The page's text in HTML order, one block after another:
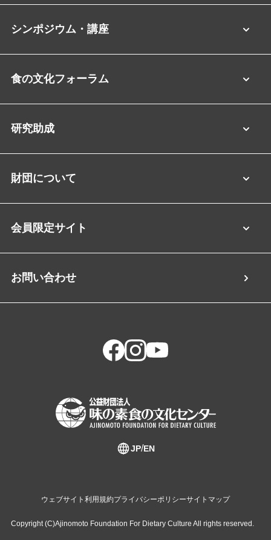
シンポジウム・講座
食の文化フォーラム
研究助成
財団について
会員限定サイト
お問い合わせ
JP EN
ウェブサイト利用規約プライバシーポリシーサイトマップ
Copyright (C)Ajinomoto Foundation For Dietary Culture All rights reserved.